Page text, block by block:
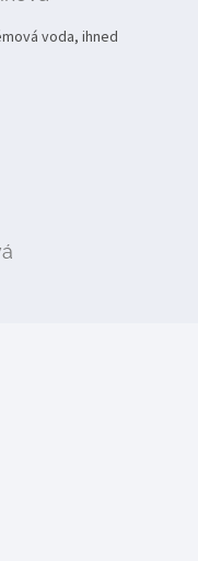
voda, ihned
hvězdiček.
hvězdiček.